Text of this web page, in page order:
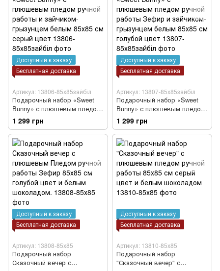
Доступный к заказу
Бесплатная доставка
Артикул: 13806-85х85зайбіл
Подарочный набор «Sweet
Bunny» с плюшевым пледом
ручной работы и зайчиком-
грызунцем белым 85х85 см
серый цвет
1 299 грн
Доступный к заказу
Бесплатная доставка
Артикул: 13807-85х85зайбіл
Подарочный набор «Sweet
Bunny» с плюшевым пледом
ручной работы Зефир и
зайчиком-грызунцем белым
85х85 см голубой цвет
1 299 грн
Доступный к заказу
Бесплатная доставка
Артикул: 13808-85х85
Подарочный набор
Сказочный вечер с
Доступный к заказу
Бесплатная доставка
Артикул: 13810-85х85
Подарочный набор
"Сказочный вечер" с